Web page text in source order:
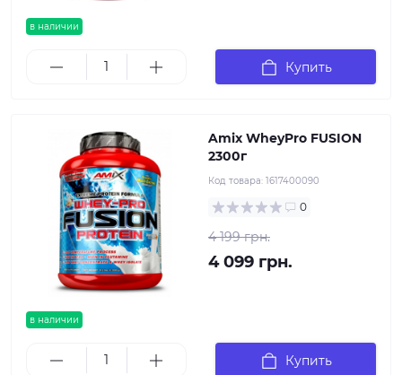
в наличии
Купить
в наличии
Amix WheyPro FUSION
2300г
Код товара: 1617400090
0
4 199 грн.
4 099 грн.
Купить